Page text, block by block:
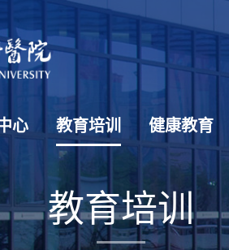
心 教育培训 健康教育
教育培训